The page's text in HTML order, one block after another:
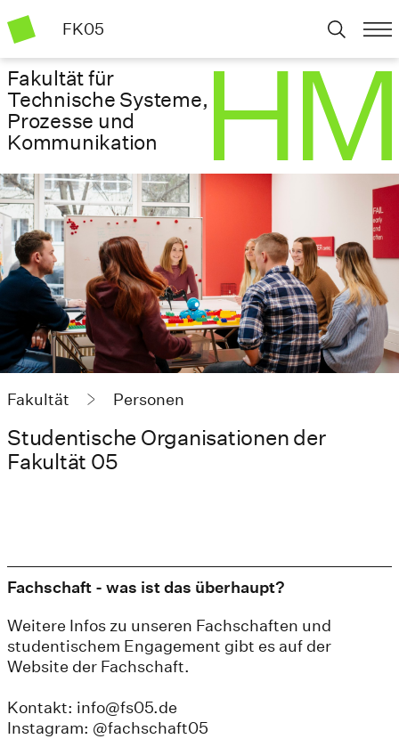
FK05
Fakultät für
Technische Systeme,
Prozesse und
Kommunikation
Fakultät Personen
Studentische Organisationen der
Fakultät 05
Fachschaft - was ist das überhaupt?
Weitere Infos zu unseren Fachschaften und
studentischem Engagement gibt es auf der
Website der Fachschaft.
Kontakt: info@fs05.de
Instagram: @fachschaft05